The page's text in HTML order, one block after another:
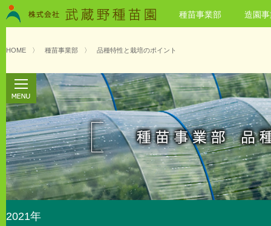
種苗事業部 造園
HOME 〉 種苗事業部 〉 品種特性と栽培のポイント
2021年